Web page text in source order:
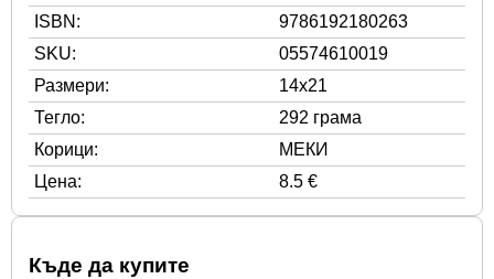
ISBN:
9786192180263
SKU:
05574610019
Размери:
14x21
Тегло:
292 грама
Корици:
МЕКИ
Цена:
8.5 €
Къде да купите